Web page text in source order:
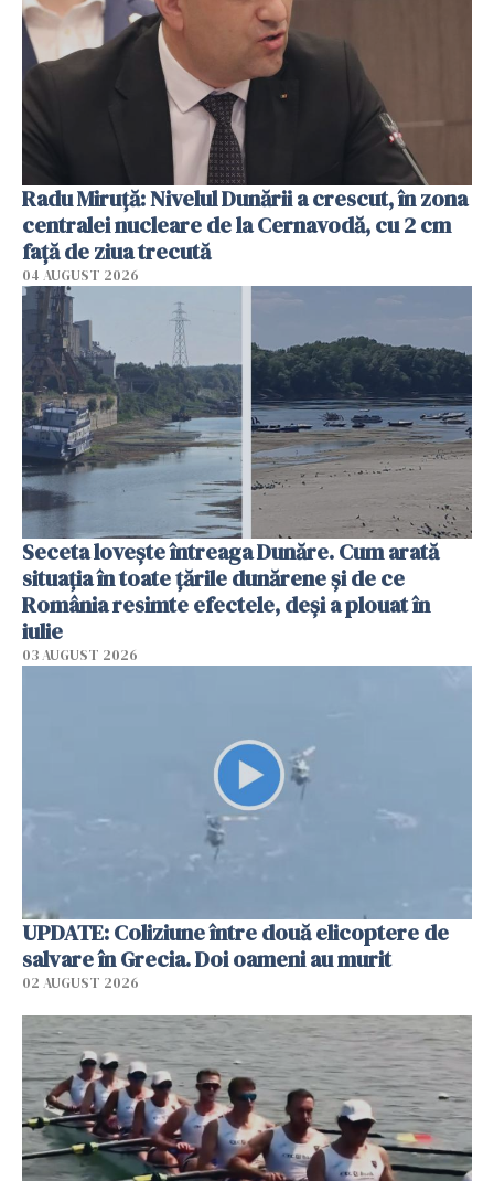
Radu Miruţă: Nivelul Dunării a crescut, în zona
centralei nucleare de la Cernavodă, cu 2 cm
faţă de ziua trecută
04 AUGUST 2026
Seceta lovește întreaga Dunăre. Cum arată
situația în toate țările dunărene și de ce
România resimte efectele, deși a plouat în
iulie
03 AUGUST 2026
UPDATE: Coliziune între două elicoptere de
salvare în Grecia. Doi oameni au murit
02 AUGUST 2026